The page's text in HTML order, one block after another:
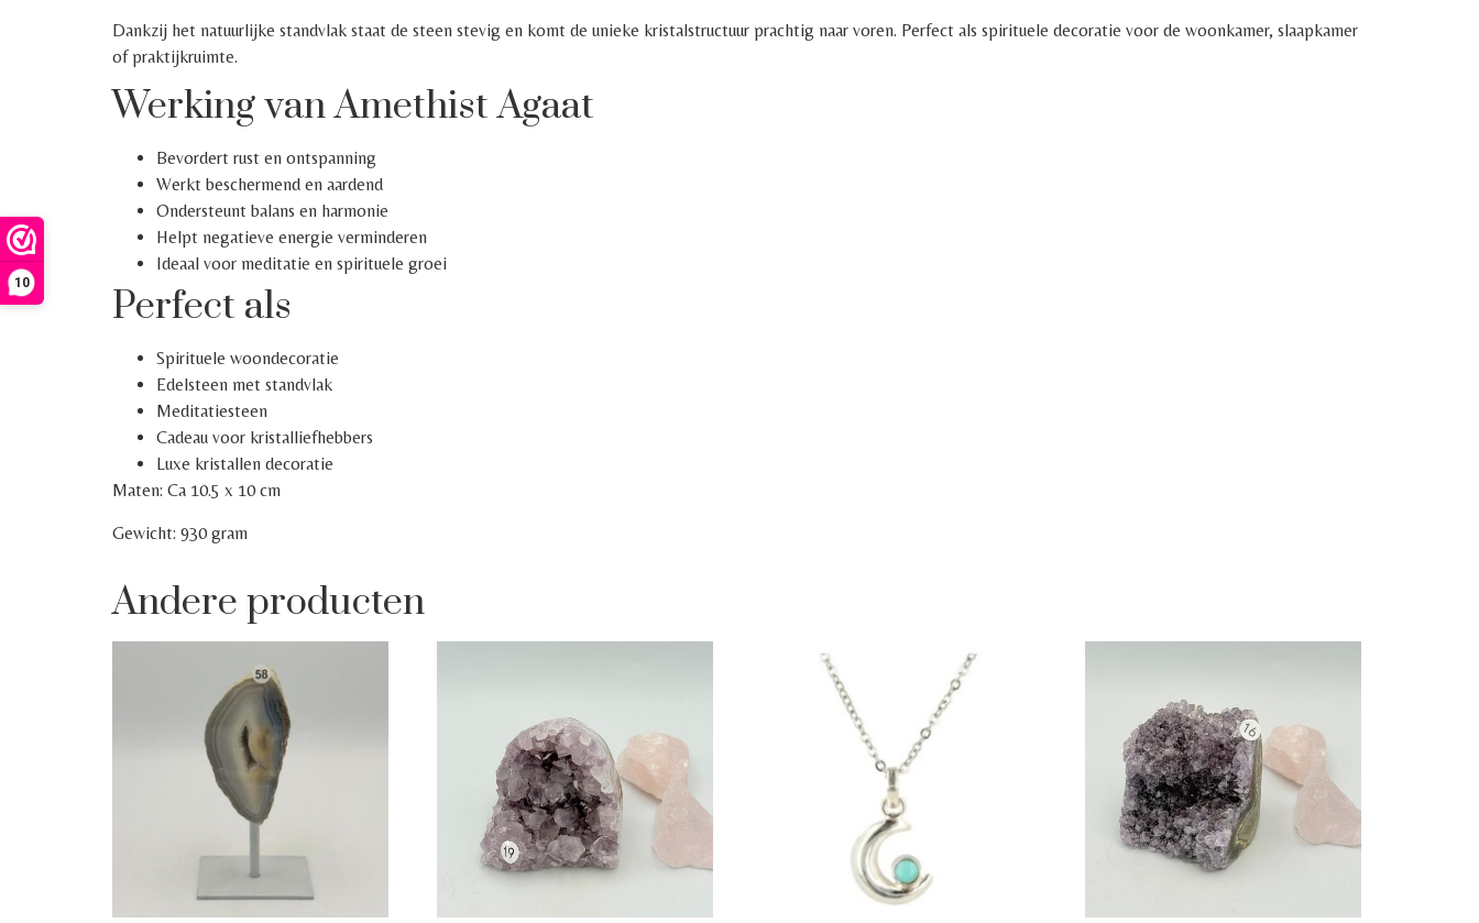
10
Dankzij het natuurlijke standvlak staat de steen stevig en komt de unieke kristalstructuur prachtig naar voren. Perfect als spirituele decoratie voor de woonkamer, slaapkamer
of praktijkruimte.
Werking van Amethist Agaat
Bevordert rust en ontspanning
Werkt beschermend en aardend
Ondersteunt balans en harmonie
Helpt negatieve energie verminderen
Ideaal voor meditatie en spirituele groei
Perfect als
Spirituele woondecoratie
Edelsteen met standvlak
Meditatiesteen
Cadeau voor kristalliefhebbers
Luxe kristallen decoratie
Maten: Ca 10.5 x 10 cm
Gewicht: 930 gram
Andere producten